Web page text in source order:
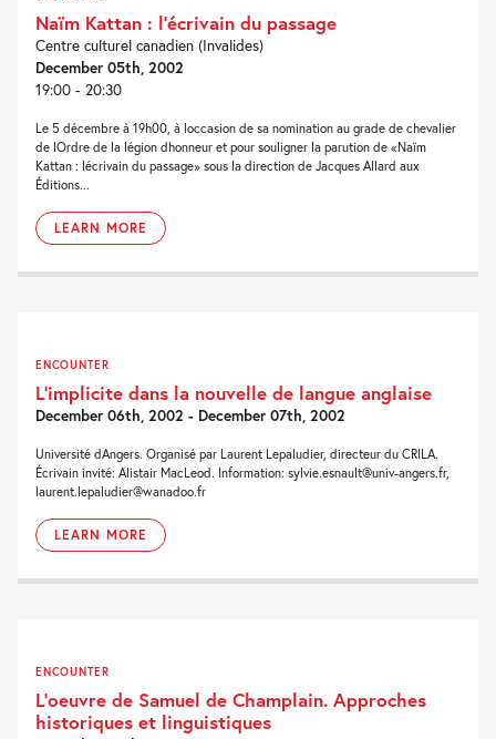
Naïm Kattan : l’écrivain du passage
Centre culturel canadien (Invalides)
December 05th, 2002
19:00 - 20:30
Le 5 décembre à 19h00, à loccasion de sa nomination au grade de chevalier
de lOrdre de la légion dhonneur et pour souligner la parution de «Naïm
Kattan : lécrivain du passage» sous la direction de Jacques Allard aux
Éditions...
LEARN MORE
ENCOUNTER
L’implicite dans la nouvelle de langue anglaise
December 06th, 2002 - December 07th, 2002
Université dAngers. Organisé par Laurent Lepaludier, directeur du CRILA.
Écrivain invité: Alistair MacLeod. Information: sylvie.esnault@univ-angers.fr,
laurent.lepaludier@wanadoo.fr
LEARN MORE
ENCOUNTER
L’oeuvre de Samuel de Champlain. Approches
historiques et linguistiques